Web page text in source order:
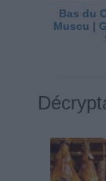
Bas du
Muscu |